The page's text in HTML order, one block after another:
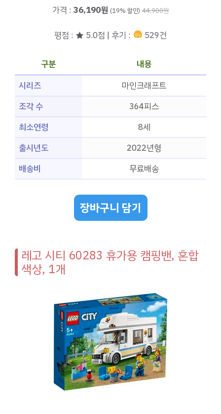
가격 : 36,190원 (19% 할인) 44,900원
평점 : ★ 5.0점 | 후기 : 529건
구분
내용
시리즈
마인크래프트
조각 수
364피스
최소연령
8세
출시년도
2022년형
배송비
무료배송
장바구니 담기
레고 시티 60283 휴가용 캠핑밴, 혼합
색상, 1개